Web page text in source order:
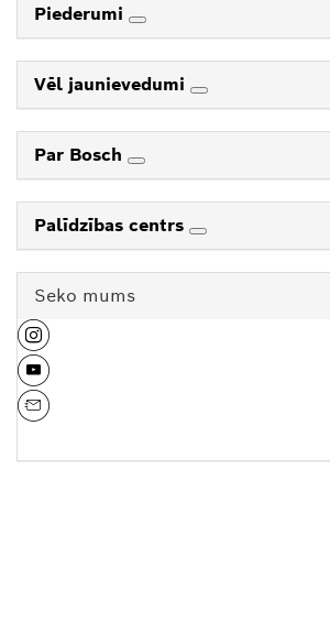
Piederumi
Vēl jaunievedumi
Par Bosch
Palīdzības centrs
Seko mums